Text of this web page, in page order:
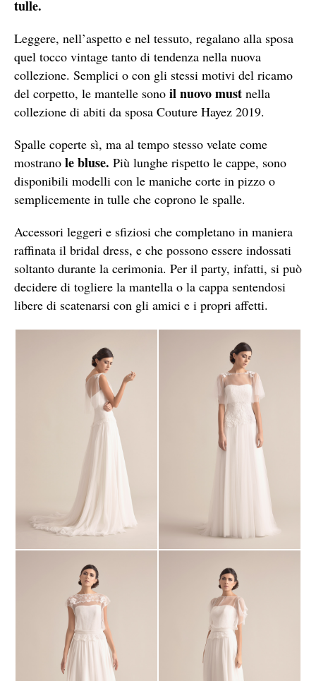
tulle.
Leggere, nell’aspetto e nel tessuto, regalano alla sposa
quel tocco vintage tanto di tendenza nella nuova
collezione. Semplici o con gli stessi motivi del ricamo
del corpetto, le mantelle sono il nuovo must nella
collezione di abiti da sposa Couture Hayez 2019.
Spalle coperte sì, ma al tempo stesso velate come
mostrano le bluse. Più lunghe rispetto le cappe, sono
disponibili modelli con le maniche corte in pizzo o
semplicemente in tulle che coprono le spalle.
Accessori leggeri e sfiziosi che completano in maniera
raffinata il bridal dress, e che possono essere indossati
soltanto durante la cerimonia. Per il party, infatti, si può
decidere di togliere la mantella o la cappa sentendosi
libere di scatenarsi con gli amici e i propri affetti.